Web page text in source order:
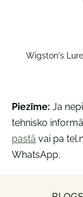
Piezīme: Ja
tehnisko
pastā vai pa
WhatsApp.
Wigston's